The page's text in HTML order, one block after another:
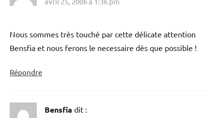
Nous sommes très touché par cette délicate attention
Bensfia et nous ferons le necessaire dès que possible !
Répondre
Bensfia dit :